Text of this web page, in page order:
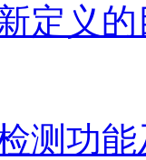
定义
测功